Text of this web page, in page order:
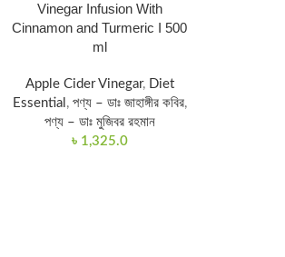
Vinegar Infusion With
Cinnamon and Turmeric I 500
ml
Apple Cider Vinegar, Diet
Essential , পণ্য – ডাঃ জাহাঙ্গীর কবির,
পণ্য – ডাঃ মুজিবর রহমান
৳ 1,325.0